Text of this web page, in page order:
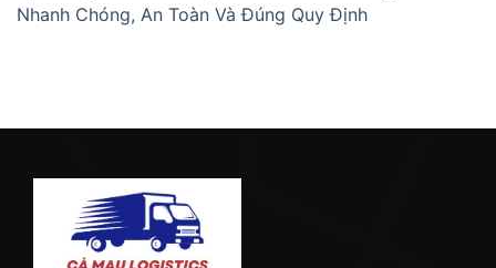
Nhanh Chóng, An Toàn Và Đúng Quy Định